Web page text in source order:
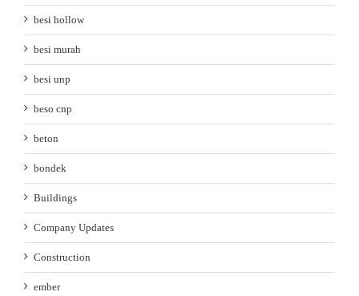
besi hollow
besi murah
besi unp
beso cnp
beton
bondek
Buildings
Company Updates
Construction
ember